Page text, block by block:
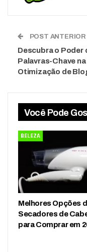
POST ANTERIOR
Descubra o Poder
Palavras-Chave na
Otimização de
Você Pode
BELEZA
Melhores Opções
Secadores de
para Comprar em